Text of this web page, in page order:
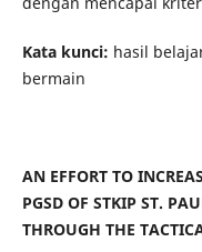
Kata kunci: hasil
bermain
AN EFFORT TO
PGSD OF STKIP ST.
THROUGH THE